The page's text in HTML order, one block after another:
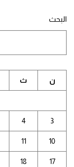
البحث
ن ث
3
4
10
11
17
18